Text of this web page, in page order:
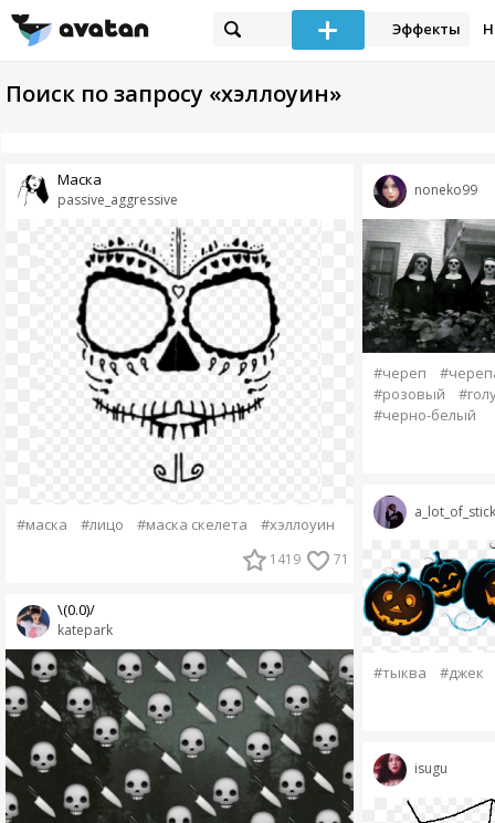
Эффекты
Поиск по запросу «хэллоуин»
passive_aggressive
Маска
#маска #лицо #маска скелета #хэллоуин
1419 71
katepark
\(0.0)/
noneko99
#череп
#розовый
#черно-белый
#тыква #джек
isugu